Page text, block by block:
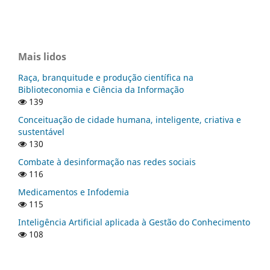
Mais lidos
Raça, branquitude e produção científica na
Biblioteconomia e Ciência da Informação
139
Conceituação de cidade humana, inteligente, criativa e
sustentável
130
Combate à desinformação nas redes sociais
116
Medicamentos e Infodemia
115
Inteligência Artificial aplicada à Gestão do Conhecimento
108